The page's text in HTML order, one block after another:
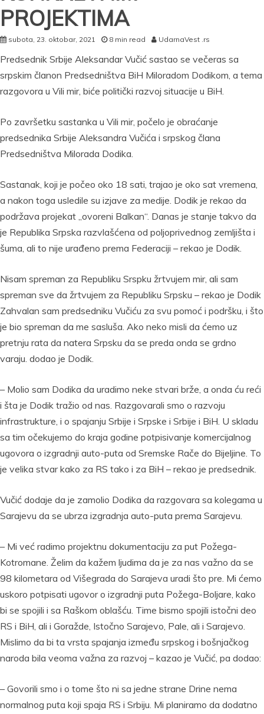
PROJEKTIMA
subota, 23. oktobar, 2021 8 min read UdarnaVest .rs
Predsednik Srbije Aleksandar Vučić sastao se večeras sa
srpskim članon Predsedništva BiH Miloradom Dodikom, a tema
razgovora u Vili mir, biće politički razvoj situacije u BiH.
Po završetku sastanka u Vili mir, počelo je obraćanje
predsednika Srbije Aleksandra Vučića i srpskog člana
Predsedništva Milorada Dodika.
Sastanak, koji je počeo oko 18 sati, trajao je oko sat vremena,
a nakon toga usledile su izjave za medije. Dodik je rekao da
podržava projekat „ovoreni Balkan“. Danas je stanje takvo da
je Republika Srpska razvlašćena od poljoprivednog zemljišta i
šuma, ali to nije urađeno prema Federaciji – rekao je Dodik.
Nisam spreman za Republiku Srspku žrtvujem mir, ali sam
spreman sve da žrtvujem za Republiku Srpsku – rekao je Dodik
Zahvalan sam predsedniku Vučiću za svu pomoć i podršku, i što
je bio spreman da me sasluša. Ako neko misli da ćemo uz
pretnju rata da natera Srpsku da se preda onda se grdno
varaju. dodao je Dodik.
– Molio sam Dodika da uradimo neke stvari brže, a onda ću reći
i šta je Dodik tražio od nas. Razgovarali smo o razvoju
infrastrukture, i o spajanju Srbije i Srpske i Srbije i BiH. U skladu
sa tim očekujemo do kraja godine potpisivanje komercijalnog
ugovora o izgradnji auto-puta od Sremske Rače do Bijeljine. To
je velika stvar kako za RS tako i za BiH – rekao je predsednik.
Vučić dodaje da je zamolio Dodika da razgovara sa kolegama u
Sarajevu da se ubrza izgradnja auto-puta prema Sarajevu.
– Mi već radimo projektnu dokumentaciju za put Požega-
Kotromane. Želim da kažem ljudima da je za nas važno da se
98 kilometara od Višegrada do Sarajeva uradi što pre. Mi ćemo
uskoro potpisati ugovor o izgradnji puta Požega-Boljare, kako
bi se spojili i sa Raškom oblašću. Time bismo spojili istočni deo
RS i BiH, ali i Goražde, Istočno Sarajevo, Pale, ali i Sarajevo.
Mislimo da bi ta vrsta spajanja između srpskog i bošnjačkog
naroda bila veoma važna za razvoj – kazao je Vučić, pa dodao:
– Govorili smo i o tome što ni sa jedne strane Drine nema
normalnog puta koji spaja RS i Srbiju. Mi planiramo da dodatno